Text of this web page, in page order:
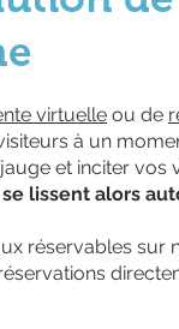
virtuelle ou de
à un
et inciter vos
lissent alors
réservables sur